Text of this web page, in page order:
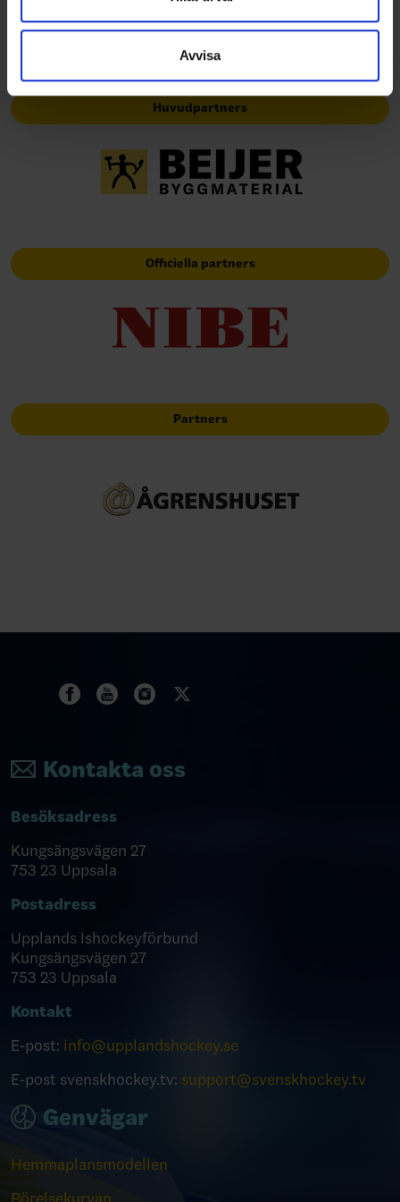
information som du har tillhandahållit eller som de har
samlat in när du har använt deras tjänster.
Avvisa
Huvudpartners
Officiella partners
Partners
Kontakta oss
Besöksadress
Kungsängsvägen 27
753 23 Uppsala
Postadress
Upplands Ishockeyförbund
Kungsängsvägen 27
753 23 Uppsala
Kontakt
E-post: info@upplandshockey.se
E-post svenskhockey.tv: support@svenskhockey.tv
Genvägar
Hemmaplansmodellen